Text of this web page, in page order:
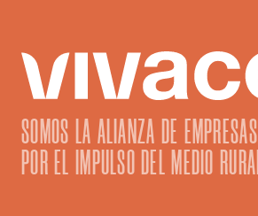
SOMOS LA ALIANZA DE EMPRESAS
POR EL IMPULSO DEL MEDIO RURAL